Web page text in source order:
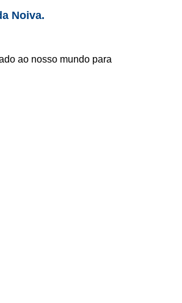
Noiva.
ao nosso mundo para